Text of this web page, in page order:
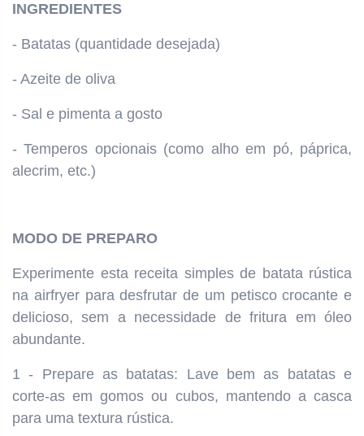
INGREDIENTES
- Batatas (quantidade desejada)
- Azeite de oliva
- Sal e pimenta a gosto
- Temperos opcionais (como alho em pó, páprica,
alecrim, etc.)
MODO DE PREPARO
Experimente esta receita simples de batata rústica
na airfryer para desfrutar de um petisco crocante e
delicioso, sem a necessidade de fritura em óleo
abundante.
1 - Prepare as batatas: Lave bem as batatas e
corte-as em gomos ou cubos, mantendo a casca
para uma textura rústica.